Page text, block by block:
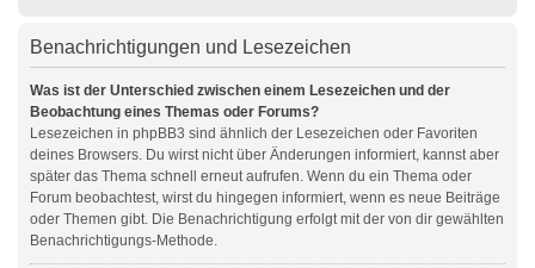
Benachrichtigungen und Lesezeichen
Was ist der Unterschied zwischen einem Lesezeichen und der
Beobachtung eines Themas oder Forums?
Lesezeichen in phpBB3 sind ähnlich der Lesezeichen oder Favoriten
deines Browsers. Du wirst nicht über Änderungen informiert, kannst aber
später das Thema schnell erneut aufrufen. Wenn du ein Thema oder
Forum beobachtest, wirst du hingegen informiert, wenn es neue Beiträge
oder Themen gibt. Die Benachrichtigung erfolgt mit der von dir gewählten
Benachrichtigungs-Methode.